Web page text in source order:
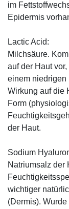
im
Epidermis
Lactic Acid:
Milchsäure.
auf der Haut
einem niedrigen
Wirkung auf die
Form
der Haut.
Sodium
Natriumsalz der
wichtiger
(Dermis).